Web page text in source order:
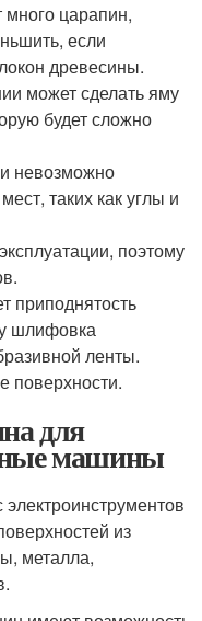
царапин,
если
древесины.
может сделать яму
будет сложно
невозможно
таких как углы и
поэтому
приподнятость
шлифовка
ленты.
поверхности.
для
машины
из
металла,